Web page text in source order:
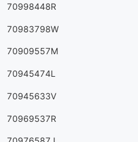
70998448R
70983798W
70909557M
70945474L
70945633V
70969537R